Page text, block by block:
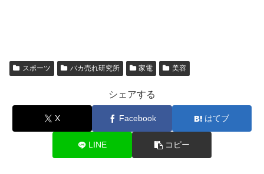
スポーツ バカ売れ研究所 家電 美容
シェアする
X Facebook はてブ
LINE コピー